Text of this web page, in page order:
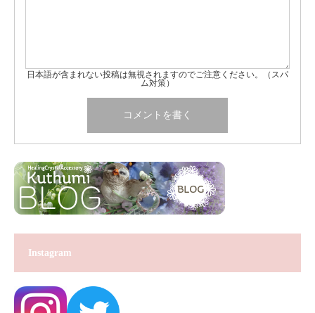
日本語が含まれない投稿は無視されますのでご注意ください。（スパ
ム対策）
Instagram